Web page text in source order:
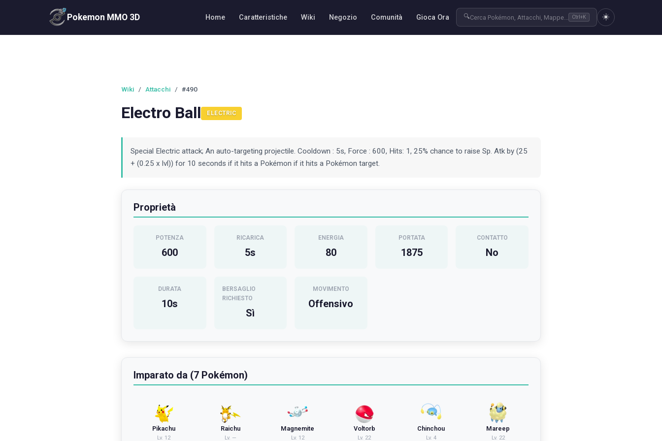
Pokemon MMO 3D Home Caratteristiche Wiki Negozio Comunità Gioca Ora 🔍Cerca Pokémon, Attacchi, Mappe... Ctrl+K ☀️
Wiki / Attacchi / #490
Electro Ball ELECTRIC
Special Electric attack; An auto-targeting projectile. Cooldown : 5s, Force : 600, Hits: 1, 25% chance to raise Sp. Atk by (25
+ (0.25 x lvl)) for 10 seconds if it hits a Pokémon if it hits a Pokémon target.
Proprietà
POTENZA
600
RICARICA
5s
ENERGIA
80
PORTATA
1875
CONTATTO
No
DURATA
10s
BERSAGLIO
RICHIESTO
Sì
MOVIMENTO
Offensivo
Imparato da (7 Pokémon)
Pikachu
Lv. 12
Raichu
Lv. —
Magnemite
Lv. 12
Voltorb
Lv. 22
Chinchou
Lv. 4
Mareep
Lv. 22